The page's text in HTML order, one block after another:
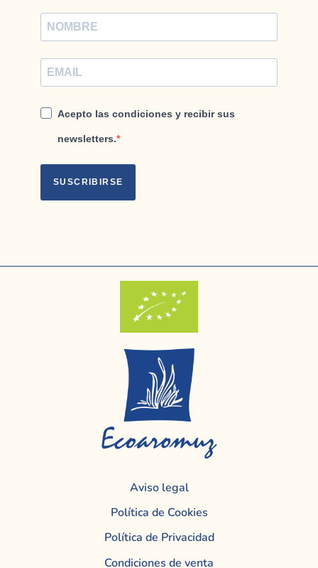
Acepto las condiciones y recibir sus
newsletters.
SUSCRIBIRSE
Aviso legal
Política de Cookies
Política de Privacidad
Condiciones de venta